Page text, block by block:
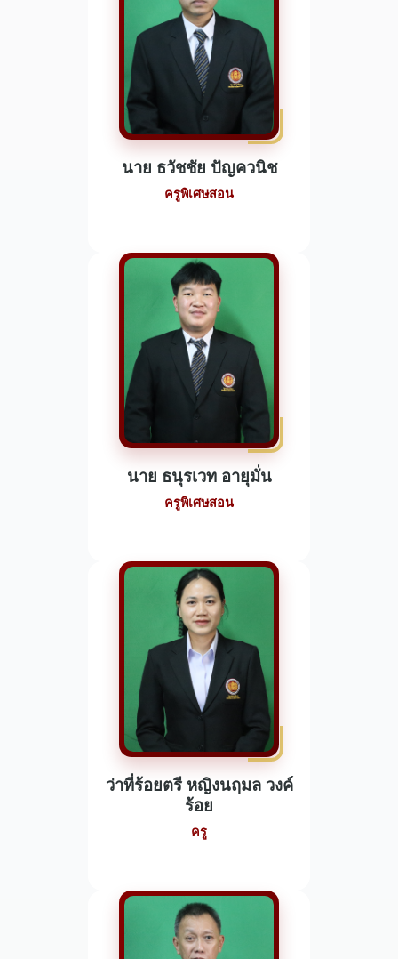
นาย ธวัชชัย ปัญควนิช
ครูพิเศษสอน
นาย ธนุรเวท อายุมั่น
ครูพิเศษสอน
ว่าที่ร้อยตรี หญิงนฤมล วงค์
ร้อย
ครู